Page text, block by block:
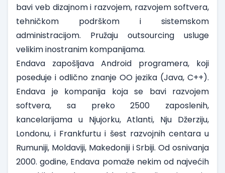
bavi veb dizajnom i razvojem, razvojem softvera,
tehničkom podrškom i sistemskom
administracijom. Pružaju outsourcing usluge
velikim inostranim kompanijama.
Endava zapošljava Android programera, koji
poseduje i odlično znanje OO jezika (Java, C++).
Endava je kompanija koja se bavi razvojem
softvera, sa preko 2500 zaposlenih,
kancelarijama u Njujorku, Atlanti, Nju Džerziju,
Londonu, i Frankfurtu i šest razvojnih centara u
Rumuniji, Moldaviji, Makedoniji i Srbiji. Od osnivanja
2000. godine, Endava pomaže nekim od najvećih